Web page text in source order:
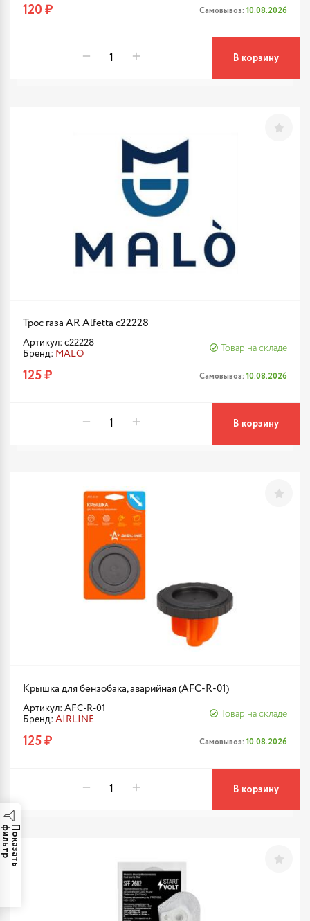
П
о
к
а
з
а
т
ь
ф
и
л
ь
т
120 ₽ Самовывоз: 10.08.2026
В корзину
Трос газа AR Alfetta c22228
Артикул: c22228
Бренд: MALO
Товар на складе
125 ₽ Самовывоз: 10.08.2026
В корзину
Крышка для бензобака, аварийная (AFC-R-01)
Артикул: AFC-R-01
Бренд: AIRLINE
Товар на складе
125 ₽ Самовывоз: 10.08.2026
В корзину